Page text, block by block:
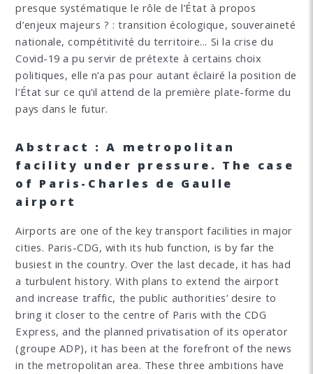
presque systématique le rôle de l’État à propos
d’enjeux majeurs ? : transition écologique, souveraineté
nationale, compétitivité du territoire... Si la crise du
Covid-19 a pu servir de prétexte à certains choix
politiques, elle n’a pas pour autant éclairé la position de
l’État sur ce qu’il attend de la première plate-forme du
pays dans le futur.
Abstract : A metropolitan
facility under pressure. The case
of Paris-Charles de Gaulle
airport
Airports are one of the key transport facilities in major
cities. Paris-CDG, with its hub function, is by far the
busiest in the country. Over the last decade, it has had
a turbulent history. With plans to extend the airport
and increase traffic, the public authorities’ desire to
bring it closer to the centre of Paris with the CDG
Express, and the planned privatisation of its operator
(groupe ADP), it has been at the forefront of the news
in the metropolitan area. These three ambitions have